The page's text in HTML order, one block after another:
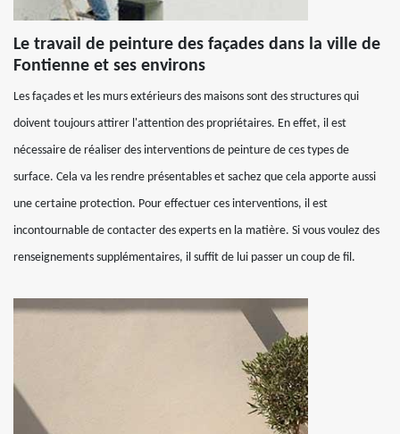
Le travail de peinture des façades dans la ville de
Fontienne et ses environs
Les façades et les murs extérieurs des maisons sont des structures qui
doivent toujours attirer l'attention des propriétaires. En effet, il est
nécessaire de réaliser des interventions de peinture de ces types de
surface. Cela va les rendre présentables et sachez que cela apporte aussi
une certaine protection. Pour effectuer ces interventions, il est
incontournable de contacter des experts en la matière. Si vous voulez des
renseignements supplémentaires, il suffit de lui passer un coup de fil.